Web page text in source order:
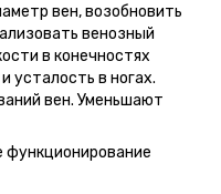
вен, возобновить
венозный
в конечностях
усталость в ногах.
вен. Уменьшают
функционирование